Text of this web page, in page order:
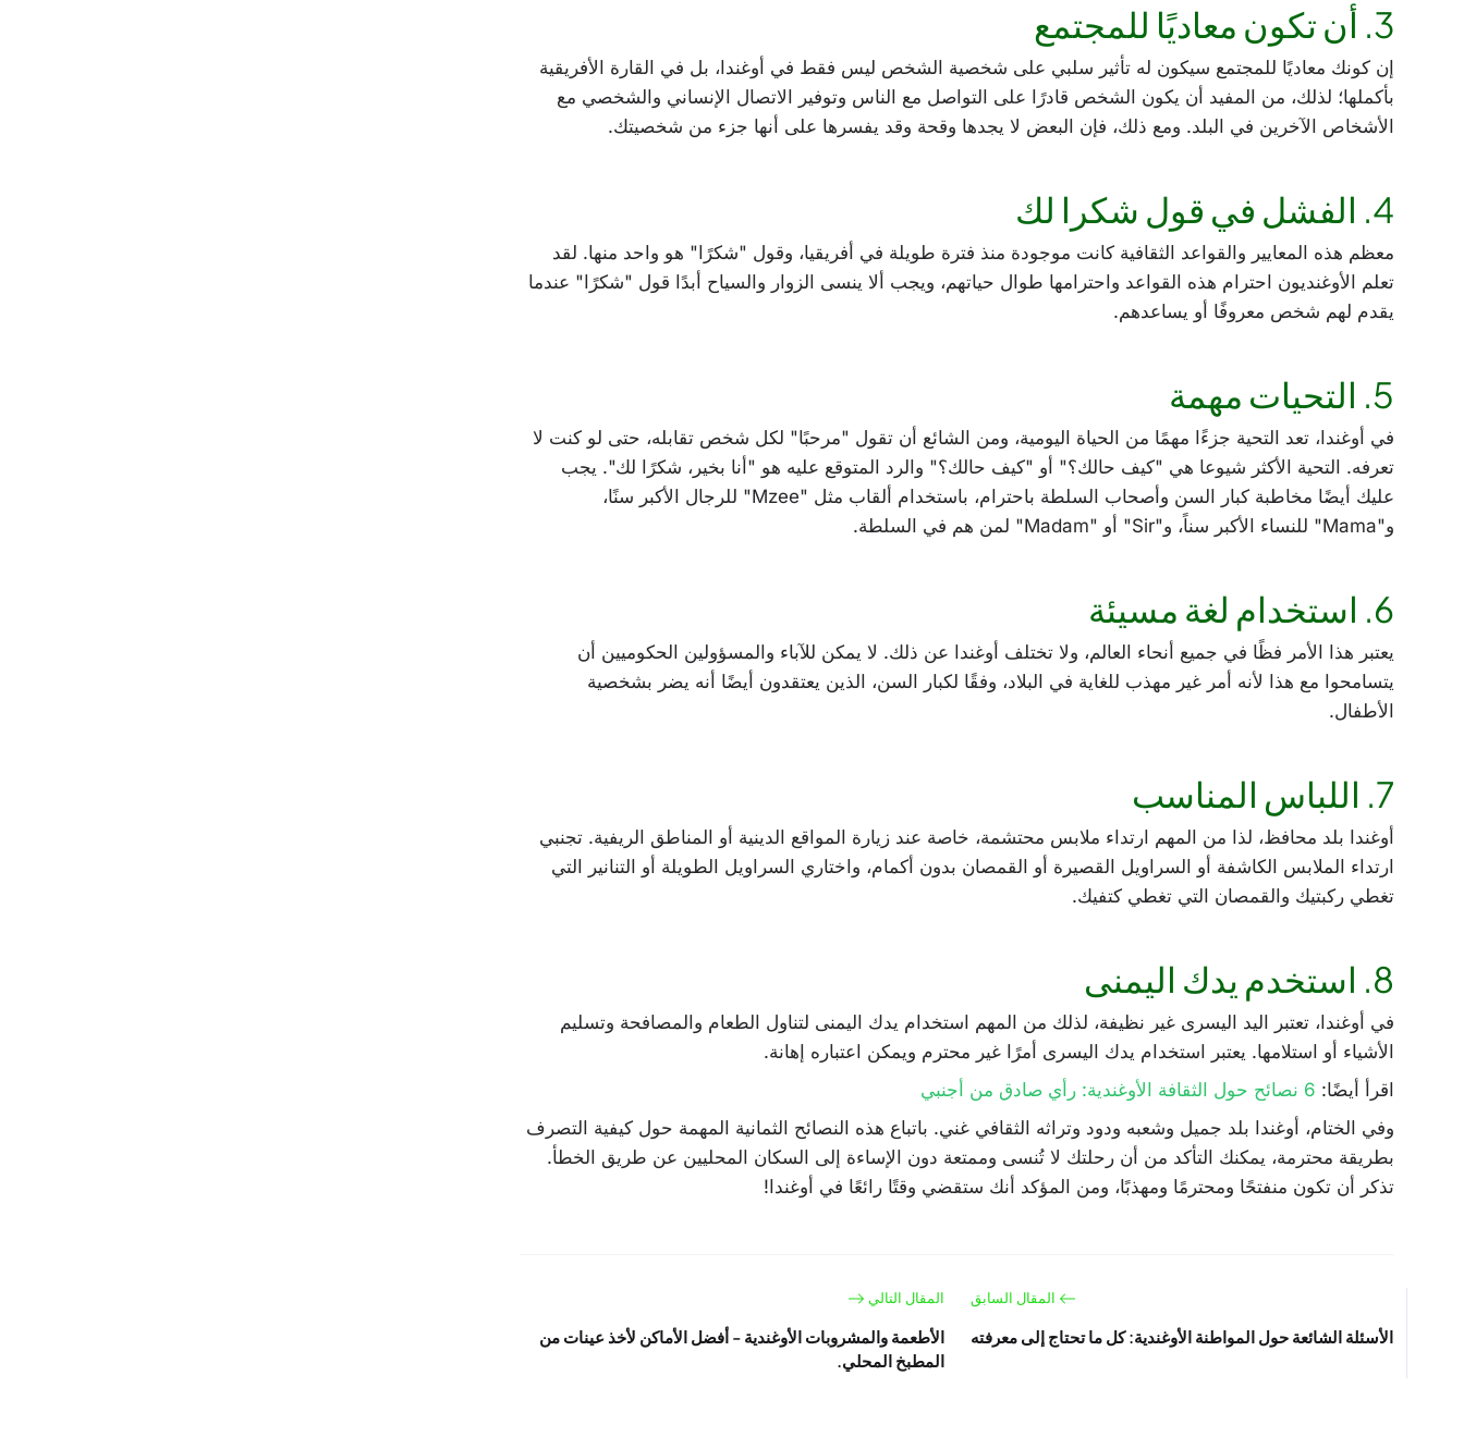
3. أن تكون معاديًا للمجتمع
إن كونك معاديًا للمجتمع سيكون له تأثير سلبي على شخصية الشخص ليس فقط في أوغندا، بل في القارة الأفريقية
بأكملها؛ لذلك، من المفيد أن يكون الشخص قادرًا على التواصل مع الناس وتوفير الاتصال الإنساني والشخصي مع
الأشخاص الآخرين في البلد. ومع ذلك، فإن البعض لا يجدها وقحة وقد يفسرها على أنها جزء من شخصيتك.
4. الفشل في قول شكرا لك
معظم هذه المعايير والقواعد الثقافية كانت موجودة منذ فترة طويلة في أفريقيا، وقول "شكرًا" هو واحد منها. لقد
تعلم الأوغنديون احترام هذه القواعد واحترامها طوال حياتهم، ويجب ألا ينسى الزوار والسياح أبدًا قول "شكرًا" عندما
يقدم لهم شخص معروفًا أو يساعدهم.
5. التحيات مهمة
في أوغندا، تعد التحية جزءًا مهمًا من الحياة اليومية، ومن الشائع أن تقول "مرحبًا" لكل شخص تقابله، حتى لو كنت لا
تعرفه. التحية الأكثر شيوعا هي "كيف حالك؟" أو "كيف حالك؟" والرد المتوقع عليه هو "أنا بخير، شكرًا لك". يجب
عليك أيضًا مخاطبة كبار السن وأصحاب السلطة باحترام، باستخدام ألقاب مثل "Mzee" للرجال الأكبر سنًا،
و"Mama" للنساء الأكبر سناً، و"Sir" أو "Madam" لمن هم في السلطة.
6. استخدام لغة مسيئة
يعتبر هذا الأمر فظًا في جميع أنحاء العالم، ولا تختلف أوغندا عن ذلك. لا يمكن للآباء والمسؤولين الحكوميين أن
يتسامحوا مع هذا لأنه أمر غير مهذب للغاية في البلاد، وفقًا لكبار السن، الذين يعتقدون أيضًا أنه يضر بشخصية
الأطفال.
7. اللباس المناسب
أوغندا بلد محافظ، لذا من المهم ارتداء ملابس محتشمة، خاصة عند زيارة المواقع الدينية أو المناطق الريفية. تجنبي
ارتداء الملابس الكاشفة أو السراويل القصيرة أو القمصان بدون أكمام، واختاري السراويل الطويلة أو التنانير التي
تغطي ركبتيك والقمصان التي تغطي كتفيك.
8. استخدم يدك اليمنى
في أوغندا، تعتبر اليد اليسرى غير نظيفة، لذلك من المهم استخدام يدك اليمنى لتناول الطعام والمصافحة وتسليم
الأشياء أو استلامها. يعتبر استخدام يدك اليسرى أمرًا غير محترم ويمكن اعتباره إهانة.
اقرأ أيضًا: 6 نصائح حول الثقافة الأوغندية: رأي صادق من أجنبي
وفي الختام، أوغندا بلد جميل وشعبه ودود وتراثه الثقافي غني. باتباع هذه النصائح الثمانية المهمة حول كيفية التصرف
بطريقة محترمة، يمكنك التأكد من أن رحلتك لا تُنسى وممتعة دون الإساءة إلى السكان المحليين عن طريق الخطأ.
تذكر أن تكون منفتحًا ومحترمًا ومهذبًا، ومن المؤكد أنك ستقضي وقتًا رائعًا في أوغندا!
المقال السابق
الأسئلة الشائعة حول المواطنة الأوغندية: كل ما تحتاج إلى معرفته
المقال التالي
الأطعمة والمشروبات الأوغندية - أفضل الأماكن لأخذ عينات من
المطبخ المحلي.